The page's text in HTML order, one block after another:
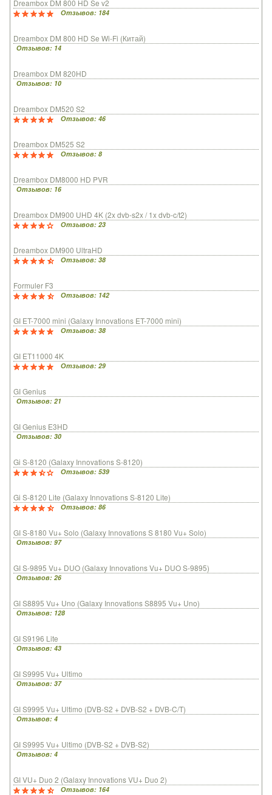
Dreambox DM 800 HD Se v2
Отзывов: 184
Dreambox DM 800 HD Se Wi-Fi (Китай)
Отзывов: 14
Dreambox DM 820HD
Отзывов: 10
Dreambox DM520 S2
Отзывов: 46
Dreambox DM525 S2
Отзывов: 8
Dreambox DM8000 HD PVR
Отзывов: 16
Dreambox DM900 UHD 4K (2x dvb-s2x / 1x dvb-c/t2)
Отзывов: 23
Dreambox DM900 UltraHD
Отзывов: 38
Formuler F3
Отзывов: 142
GI ET-7000 mini (Galaxy Innovations ET-7000 mini)
Отзывов: 38
GI ET11000 4K
Отзывов: 29
GI Genius
Отзывов: 21
GI Genius E3HD
Отзывов: 30
Gi S-8120 (Galaxy Innovations S-8120)
Отзывов: 539
Gi S-8120 Lite (Galaxy Innovations S-8120 Lite)
Отзывов: 86
GI S-8180 Vu+ Solo (Galaxy Innovations S 8180 Vu+ Solo)
Отзывов: 97
GI S-9895 Vu+ DUO (Galaxy Innovations Vu+ DUO S-9895)
Отзывов: 26
GI S8895 Vu+ Uno (Galaxy Innovations S8895 Vu+ Uno)
Отзывов: 128
GI S9196 Lite
Отзывов: 43
GI S9995 Vu+ Ultimo
Отзывов: 37
GI S9995 Vu+ Ultimo (DVB-S2 + DVB-S2 + DVB-C/T)
Отзывов: 4
GI S9995 Vu+ Ultimo (DVB-S2 + DVB-S2)
Отзывов: 4
GI VU+ Duo 2 (Galaxy Innovations VU+ Duo 2)
Отзывов: 164